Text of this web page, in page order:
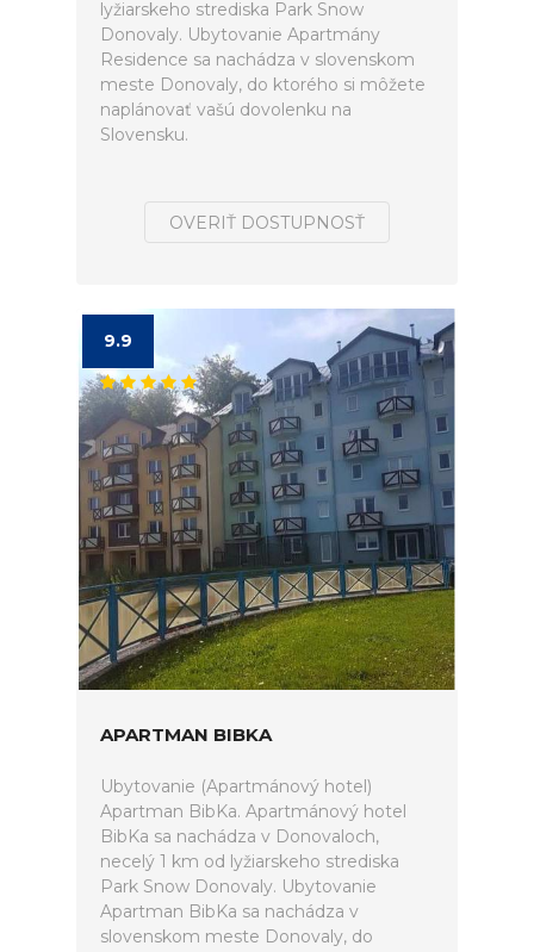
lyžiarskeho strediska Park Snow
Donovaly. Ubytovanie Apartmány
Residence sa nachádza v slovenskom
meste Donovaly, do ktorého si môžete
naplánovať vašú dovolenku na
Slovensku.
OVERIŤ DOSTUPNOSŤ
9.9
APARTMAN BIBKA
Ubytovanie (Apartmánový hotel)
Apartman BibKa. Apartmánový hotel
BibKa sa nachádza v Donovaloch,
necelý 1 km od lyžiarskeho strediska
Park Snow Donovaly. Ubytovanie
Apartman BibKa sa nachádza v
slovenskom meste Donovaly, do